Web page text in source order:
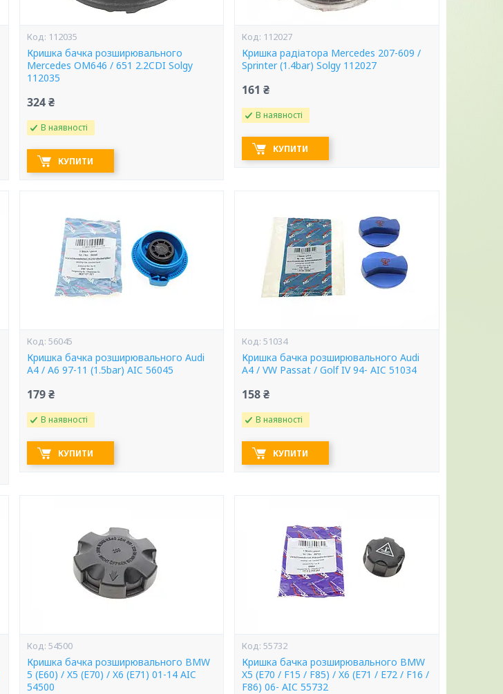
112035
Кришка бачка розширювального
Mercedes OM646 / 651 2.2CDI Solgy
112035
324 ₴
В наявності
КУПИТИ
112027
Кришка радіатора Mercedes 207-609 /
Sprinter (1.4bar) Solgy 112027
161 ₴
В наявності
КУПИТИ
56045
Кришка бачка розширювального Audi
A4 / A6 97-11 (1.5bar) AIC 56045
179 ₴
В наявності
КУПИТИ
51034
Кришка бачка розширювального Audi
A4 / VW Passat / Golf IV 94- AIC 51034
158 ₴
В наявності
КУПИТИ
54500
Кришка бачка розширювального BMW
5 (E60) / X5 (E70) / X6 (E71) 01-14 AIC
54500
55732
Кришка бачка розширювального BMW
X5 (E70 / F15 / F85) / X6 (E71 / E72 / F16 /
F86) 06- AIC 55732